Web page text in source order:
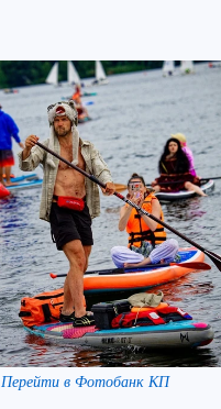
Перейти в Фотобанк КП